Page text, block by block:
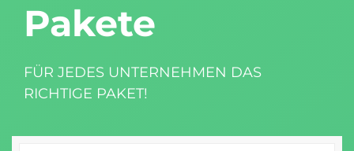
Pakete
FÜR JEDES UNTERNEHMEN DAS
RICHTIGE PAKET!